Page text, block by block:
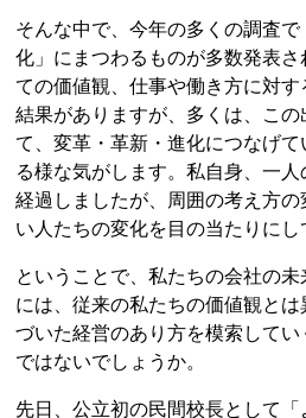
そんな中で、今年の多くの調査
化」にまつわるものが多数発表
ての価値観、仕事や働き方に対
結果がありますが、多くは、こ
て、変革・革新・進化につなげ
る様な気がします。私自身、一
経過しましたが、周囲の考え方
い人たちの変化を目の当たりにし
ということで、私たちの会社の未
には、従来の私たちの価値観と
づいた経営のあり方を模索して
ではないでしょうか。
先日、公立初の民間校長として